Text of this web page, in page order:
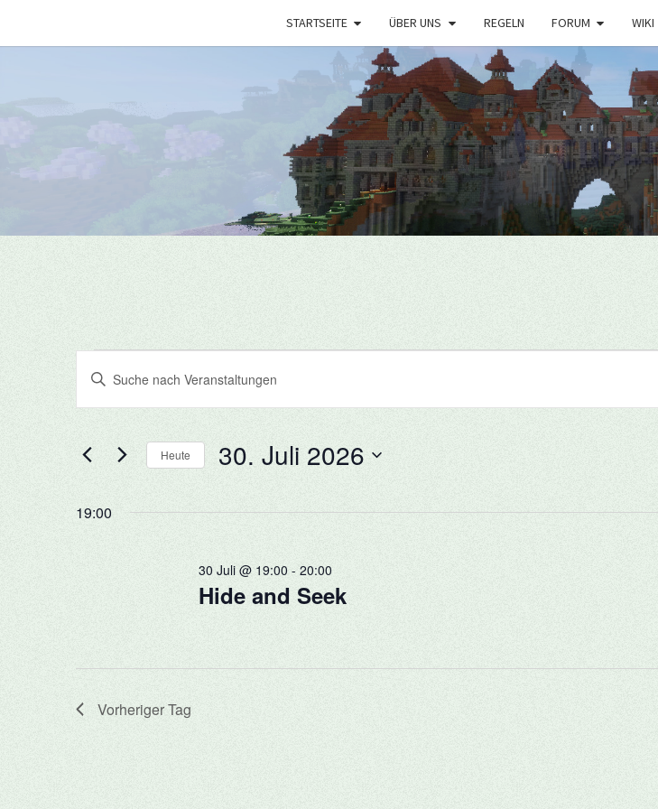
STARTSEITE ÜBER UNS REGELN FORUM WIKI
Veranstaltungen
für
30.
2026
Veranstaltungen
Suche
Ansichten,
Bitte
Suche
Veranstaltungen
Heute 30. Juli 2026
wählen.
19:00
Hide and Seek
30 Juli @ 19:00 - 20:00
Vorheriger Tag